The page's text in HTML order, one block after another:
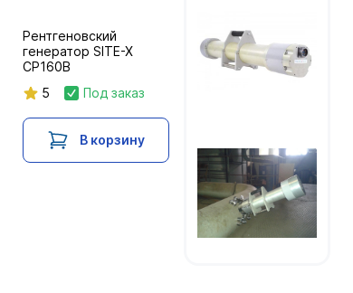
Рентгеновский
генератор SITE-X
CP160B
5
Под заказ
В корзину